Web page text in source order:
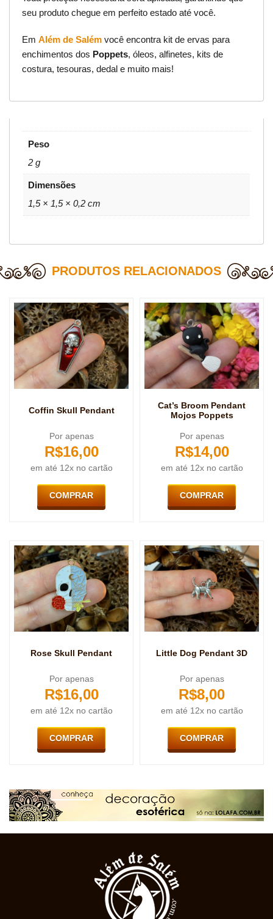
seu produto chegue em perfeito estado até você.
Em Além de Salém você encontra kit de ervas para
enchimentos dos Poppets, óleos, alfinetes, kits de
costura, tesouras, dedal e muito mais!
Peso
2 g
Dimensões
1,5 × 1,5 × 0,2 cm
PRODUTOS RELACIONADOS
Coffin Skull Pendant
Por apenas
R$16,00
em até 12x no cartão
COMPRAR
Cat’s Broom Pendant
Mojos Poppets
Por apenas
R$14,00
em até 12x no cartão
COMPRAR
Rose Skull Pendant
Por apenas
R$16,00
em até 12x no cartão
COMPRAR
Little Dog Pendant 3D
Por apenas
R$8,00
em até 12x no cartão
COMPRAR